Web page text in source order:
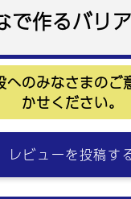
で作るバリ
へのみなさまのご
かせください。
レビューを投稿す